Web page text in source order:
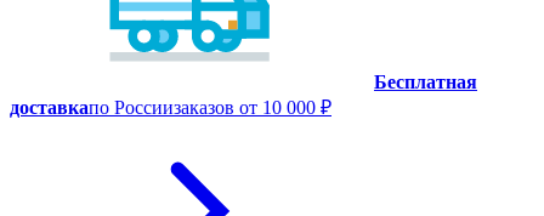
Бесплатная
доставкапо Россиизаказов от 10 000 ₽